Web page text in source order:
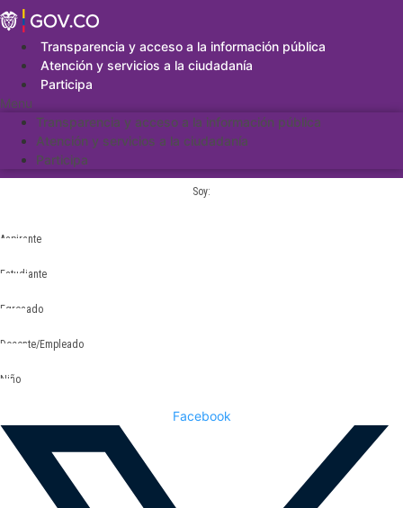
Saltar
al
contenidoTransparencia y acceso a la información pública
Atención y servicios a la ciudadanía
Participa
Menu
Transparencia y acceso a la información pública
Atención y servicios a la ciudadanía
Participa
Soy:
Aspirante
Estudiante
Egresado
Docente/Empleado
Niño
Facebook